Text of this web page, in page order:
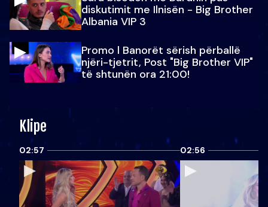
diskutimit me Ilnisën - Big Brother
Albania VIP 3
Promo l Banorët sërish përballë
njëri-tjetrit, Post "Big Brother VIP"
të shtunën ora 21:00!
Klipe
02:57 02:56